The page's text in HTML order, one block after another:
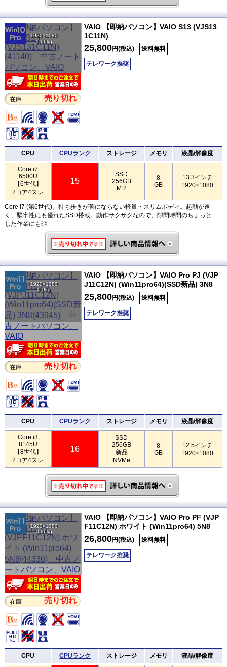
1920×1080
1.06kg
在庫 売り切れ
VAIO 【即納パソコン】VAIO S13 (VJS13
1C11N)
25,800円(税込) 送料無料
テレワーク推奨
CPU CPUランク ストレージ メモリ 液晶/解像度
Core i7
6500U
【6世代】
2コア4スレ
15
SSD
256GB
M.2
8
GB
13.3インチ
1920×1080
Core i7 (第6世代)。持ち歩きが苦にならない軽量・スリムボディ。起動が速
く、堅牢性にも優れたSSD搭載。動作サクサクなので、隙間時間のちょっと
した作業にも◎
1920×1080
0.9kg
在庫 売り切れ
VAIO 【即納パソコン】VAIO Pro PJ (VJP
J11C12N) (Win11pro64)(SSD新品) 3N8
25,800円(税込) 送料無料
テレワーク推奨
CPU CPUランク ストレージ メモリ 液晶/解像度
Core i3
8145U
【8世代】
2コア4スレ
16
SSD
256GB
新品
NVMe
8
GB
12.5インチ
1920×1080
1920×1080
0.86kg
在庫 売り切れ
VAIO 【即納パソコン】VAIO Pro PF (VJP
F11C12N) ホワイト (Win11pro64) 5N8
26,800円(税込) 送料無料
テレワーク推奨
CPU CPUランク ストレージ メモリ 液晶/解像度